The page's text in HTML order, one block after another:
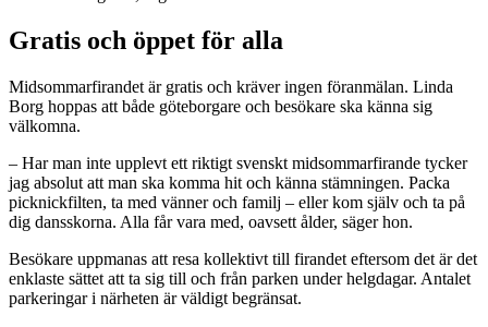
Gratis och öppet för alla
Midsommarfirandet är gratis och kräver ingen föranmälan. Linda
Borg hoppas att både göteborgare och besökare ska känna sig
välkomna.
– Har man inte upplevt ett riktigt svenskt midsommarfirande tycker
jag absolut att man ska komma hit och känna stämningen. Packa
picknickfilten, ta med vänner och familj – eller kom själv och ta på
dig dansskorna. Alla får vara med, oavsett ålder, säger hon.
Besökare uppmanas att resa kollektivt till firandet eftersom det är det
enklaste sättet att ta sig till och från parken under helgdagar. Antalet
parkeringar i närheten är väldigt begränsat.